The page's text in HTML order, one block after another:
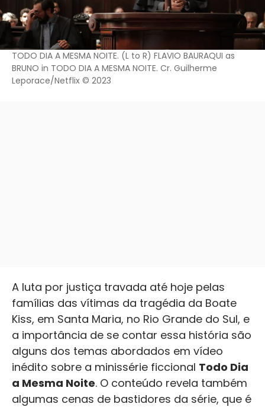
TODO DIA A MESMA NOITE. (L to R) FLAVIO BAURAQUI as
BRUNO in TODO DIA A MESMA NOITE. Cr. Guilherme
Leporace/Netflix © 2023
A luta por justiça travada até hoje pelas
famílias das vítimas da tragédia da Boate
Kiss, em Santa Maria, no Rio Grande do Sul, e
a importância de se contar essa história são
alguns dos temas abordados em vídeo
inédito sobre a minissérie ficcional Todo Dia
a Mesma Noite. O conteúdo revela também
algumas cenas de bastidores da série, que é